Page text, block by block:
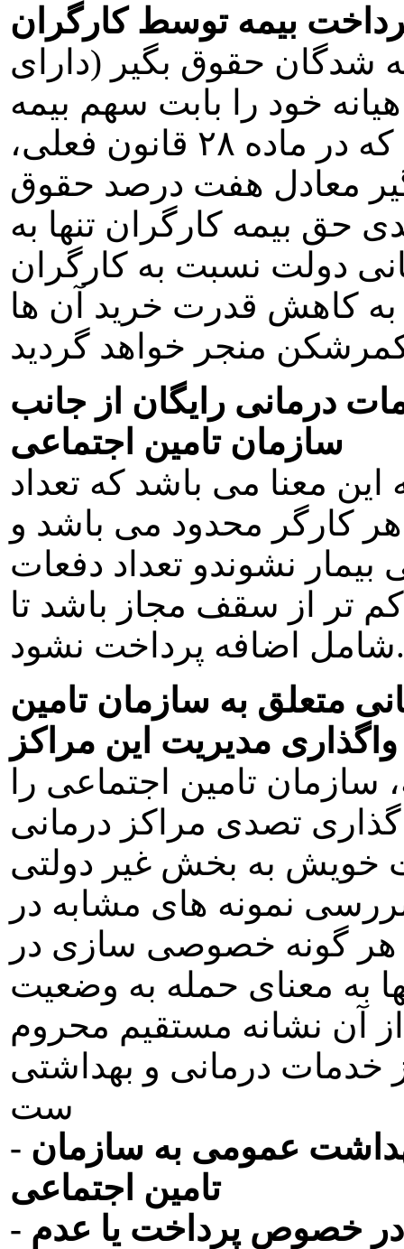
بيمه توسط کارگران
بيمه شدگان حقوق بگير (دارای
ماهيانه خود را بابت سهم بيمه
پرداخت کنند. اين در حالی است که در ماده ۲۸ قانون فعلی،
معادل هفت درصد حقوق
افزايش ۲ درصدی حق بيمه کارگران تنها به
دولت نسبت به کارگران
کاهش قدرت خريد آن ها
درمانی رايگان از جانب
سازمان تامين اجتماعی
معنا می باشد که تعداد
کارگر محدود می باشد و
بيمار نشوندو تعداد دفعات
تر از سقف مجاز باشد تا
شامل اضافه پرداخت نشود.
متعلق به سازمان تامين
مديريت اين مراکز
۳۴ اصلاحيه، سازمان تامين اجتماعی را
تصدی مراکز درمانی
خويش به بخش غير دولتی
نمونه های مشابه در
گونه خصوصی سازی در
به معنای حمله به وضعيت
آن نشانه مستقيم محروم
درمانی و بهداشتی
ست
- انتقال تعهدات دولت در حوزه بهداشت عمومی به سازمان
تامين اجتماعی
- واگذاری اختيارات معينی به دولت در خصوص پرداخت يا عدم